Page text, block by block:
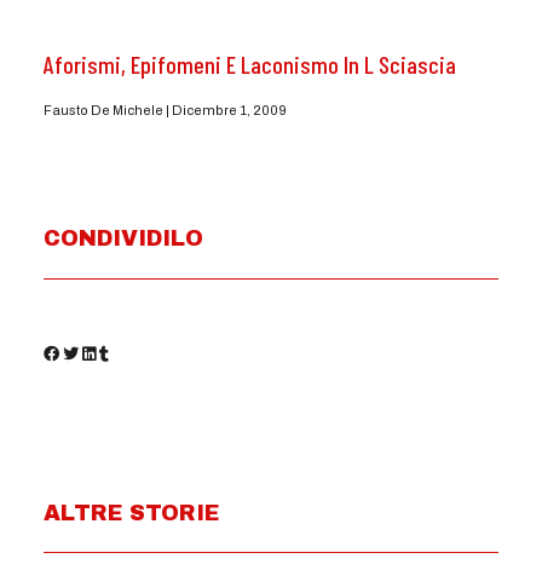
Aforismi, Epifomeni E Laconismo In L Sciascia
Fausto De Michele Dicembre 1, 2009
CONDIVIDILO
ALTRE STORIE